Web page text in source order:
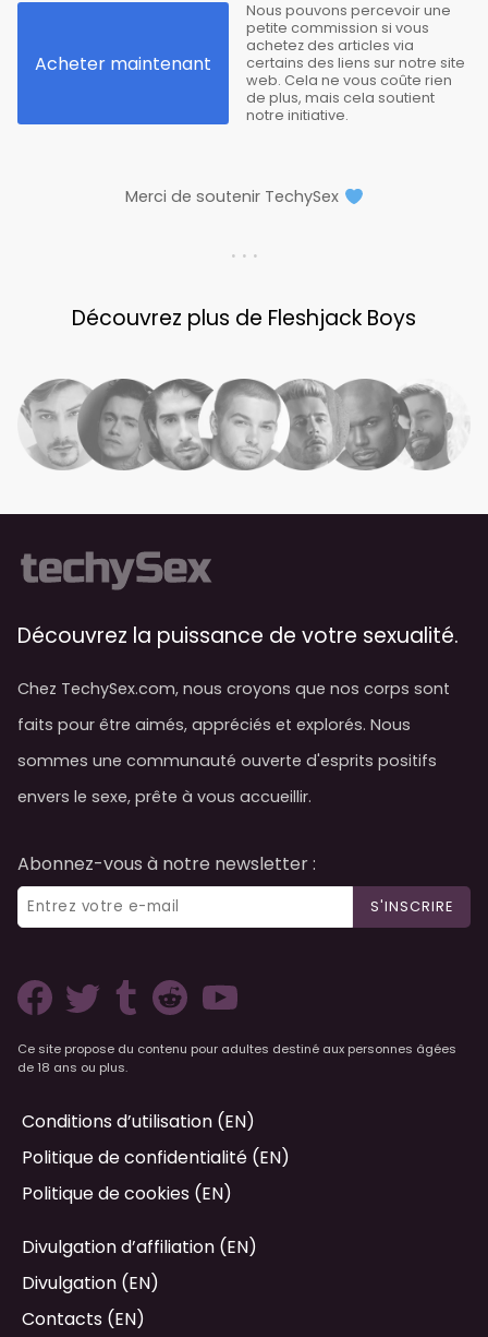
Acheter maintenant
Nous pouvons percevoir une
petite commission si vous
achetez des articles via
certains des liens sur notre site
web. Cela ne vous coûte rien
de plus, mais cela soutient
notre initiative.
Merci de soutenir TechySex
. . .
Découvrez plus de Fleshjack Boys
Découvrez la puissance de votre sexualité.
Chez TechySex.com, nous croyons que nos corps sont
faits pour être aimés, appréciés et explorés. Nous
sommes une communauté ouverte d'esprits positifs
envers le sexe, prête à vous accueillir.
Abonnez-vous à notre newsletter :
S'INSCRIRE
Ce site propose du contenu pour adultes destiné aux personnes âgées
de 18 ans ou plus.
Conditions d’utilisation (EN)
Politique de confidentialité (EN)
Politique de cookies (EN)
Divulgation d’affiliation (EN)
Divulgation (EN)
Contacts (EN)